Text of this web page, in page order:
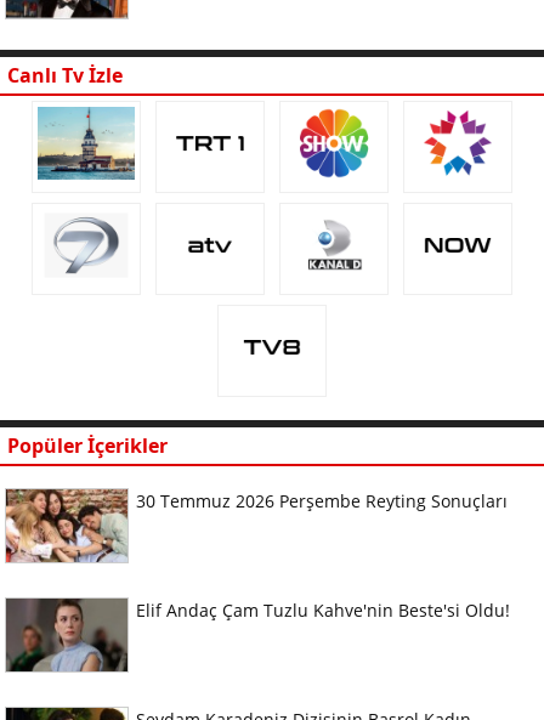
Canlı Tv İzle
Popüler İçerikler
30 Temmuz 2026 Perşembe Reyting Sonuçları
Elif Andaç Çam Tuzlu Kahve'nin Beste'si Oldu!